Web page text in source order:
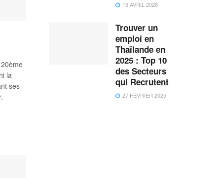
la
ses
15 AVRIL 2026
Trouver un
emploi en
Thaïlande en
2025 : Top 10
des Secteurs
qui Recrutent
27 FÉVRIER 2025